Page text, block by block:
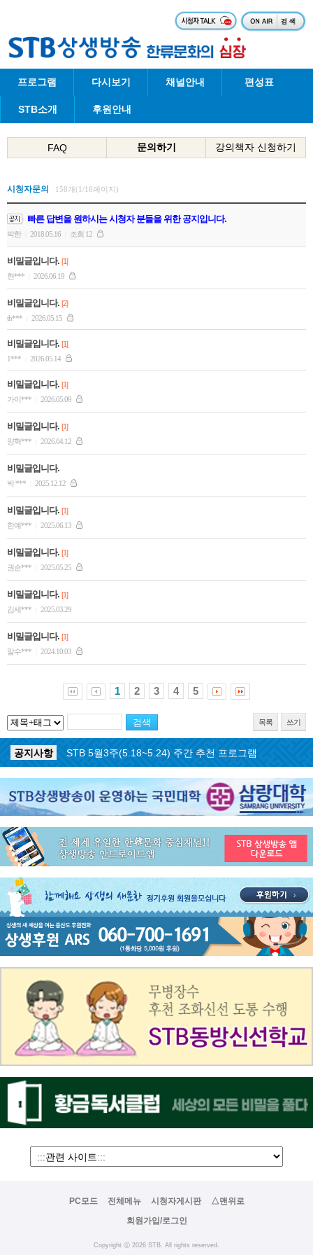
프로그램 다시보기 채널안내 편성표
STB소개 후원안내
FAQ 문의하기 강의책자 신청하기
시청자문의 158개(1/16페이지)
빠른 답변을 원하시는 시청자 분들을 위한 공지입니다.
박한 2018.05.16 조회 12
비밀글입니다. [1]
현***
2026.06.19
비밀글입니다. [2]
th***
2026.05.15
비밀글입니다. [1]
1***
2026.05.14
비밀글입니다. [1]
가이***
2026.05.09
비밀글입니다. [1]
양혁***
2026.04.12
비밀글입니다.
박 *** 2025.12.12
비밀글입니다. [1]
한예***
2025.06.13
비밀글입니다. [1]
권순***
2025.05.25
비밀글입니다. [1]
김세***
2025.03.29
비밀글입니다. [1]
알수***
2024.10.03
1 2 3 4 5
목록 쓰기
공지사항 ON AIR 서비스 장애 복구 안내
공지사항
STB 5월4주(5.25~5.31) 주간 추천 프로그램
공지사항
STB 5월3주(5.18~5.24) 주간 추천 프로그램
공지사항
STB 4월마지막주(4.27~5.3) 주간 추천 프로그램
STB 4월4주(4.20~4.26) 주간 추천 프로그램
공지사항
STB 4월2주(4.6~4.12) 주간 추천 프로그램
공지사항
STB 4월1주(3.30~4.5) 주간 추천 프로그램
공지사항
STB 3월4주(3.23~3.29) 주간 추천 프로그램
PC모드 전체메뉴 시청자게시판
△맨위로
회원가입/로그인
Copyright ⓒ 2026 STB. All rights reserved.